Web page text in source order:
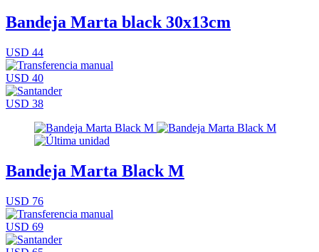
Bandeja Marta black 30x13cm
USD 44
USD 40
USD 38
Bandeja Marta Black M
USD 76
USD 69